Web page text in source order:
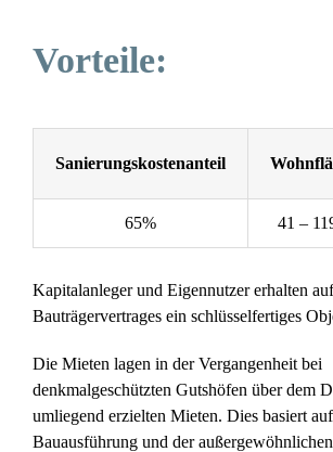
Vorteile:
Sanierungskostenanteil
65% 41 –
Kapitalanleger und Eigennutzer erhalten
Bauträgervertrages ein schlüsselfertiges
Die Mieten lagen in der Vergangenheit bei
denkmalgeschützten Gutshöfen über dem
umliegend erzielten Mieten. Dies basiert
Bauausführung und der